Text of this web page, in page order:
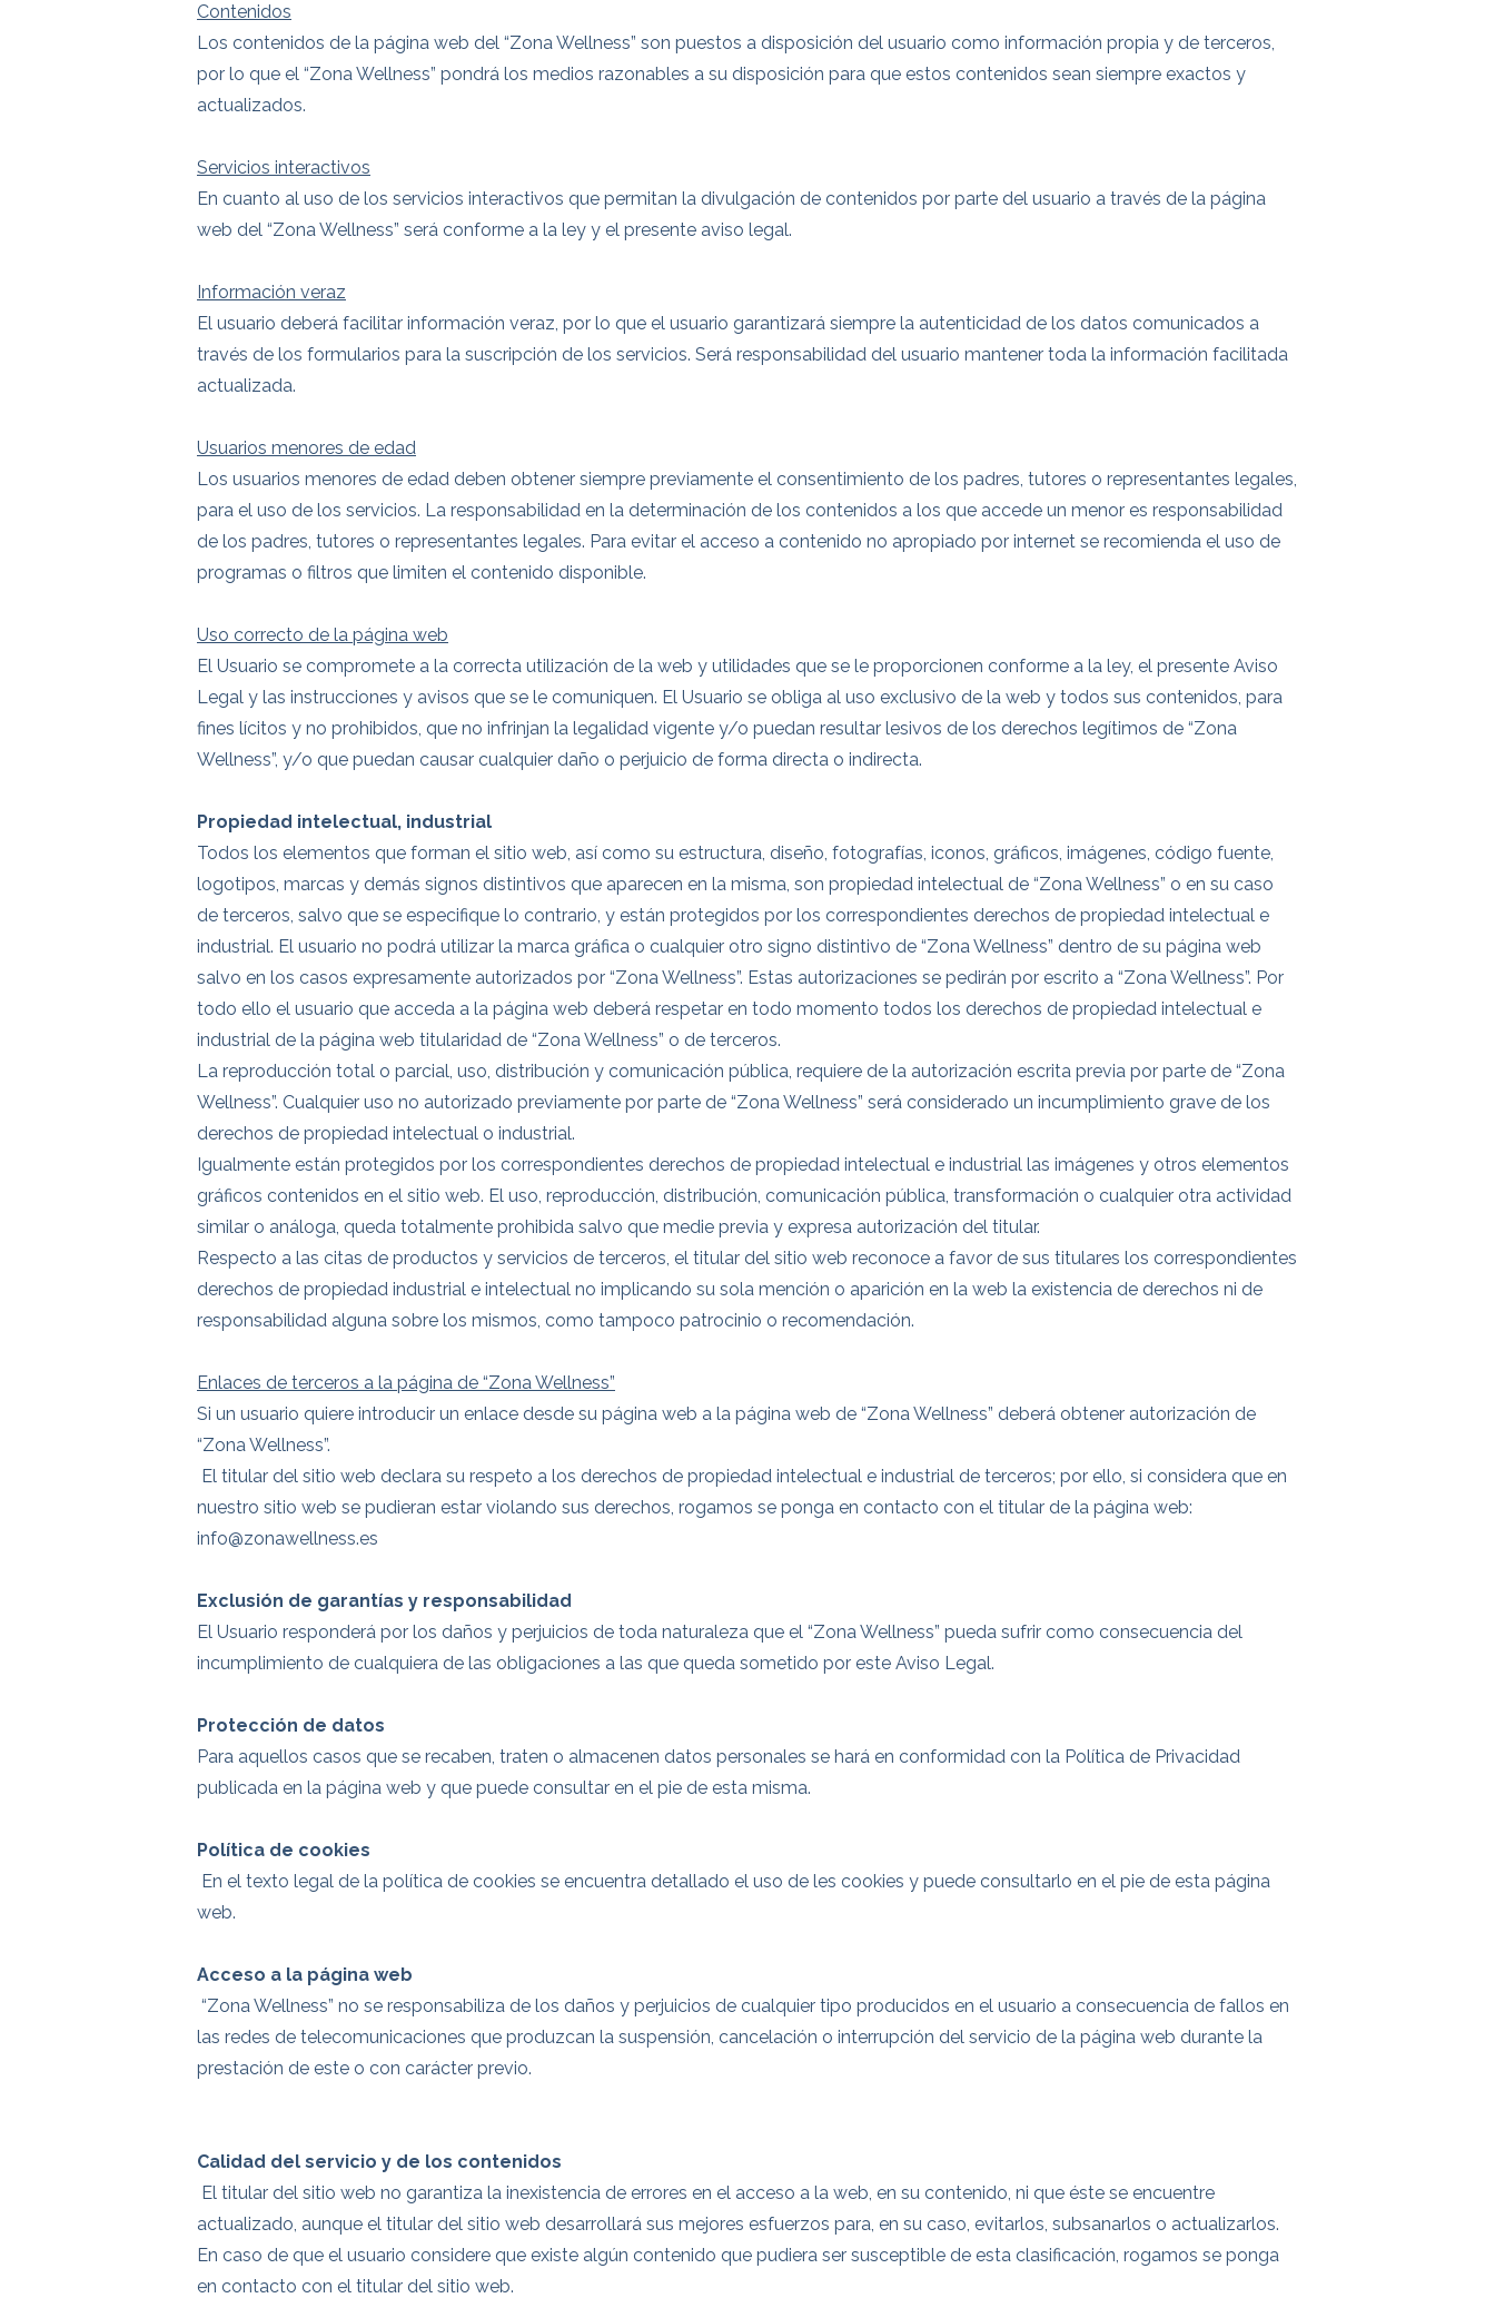
Contenidos
Los contenidos de la página web del “Zona Wellness” son puestos a disposición del usuario como información propia y de terceros,
por lo que el “Zona Wellness” pondrá los medios razonables a su disposición para que estos contenidos sean siempre exactos y
actualizados.
Servicios interactivos
En cuanto al uso de los servicios interactivos que permitan la divulgación de contenidos por parte del usuario a través de la página
web del “Zona Wellness” será conforme a la ley y el presente aviso legal.
Información veraz
El usuario deberá facilitar información veraz, por lo que el usuario garantizará siempre la autenticidad de los datos comunicados a
través de los formularios para la suscripción de los servicios. Será responsabilidad del usuario mantener toda la información facilitada
actualizada.
Usuarios menores de edad
Los usuarios menores de edad deben obtener siempre previamente el consentimiento de los padres, tutores o representantes legales,
para el uso de los servicios. La responsabilidad en la determinación de los contenidos a los que accede un menor es responsabilidad
de los padres, tutores o representantes legales. Para evitar el acceso a contenido no apropiado por internet se recomienda el uso de
programas o filtros que limiten el contenido disponible.
Uso correcto de la página web
El Usuario se compromete a la correcta utilización de la web y utilidades que se le proporcionen conforme a la ley, el presente Aviso
Legal y las instrucciones y avisos que se le comuniquen. El Usuario se obliga al uso exclusivo de la web y todos sus contenidos, para
fines lícitos y no prohibidos, que no infrinjan la legalidad vigente y/o puedan resultar lesivos de los derechos legítimos de “Zona
Wellness”, y/o que puedan causar cualquier daño o perjuicio de forma directa o indirecta.
Propiedad intelectual, industrial
Todos los elementos que forman el sitio web, así como su estructura, diseño, fotografías, iconos, gráficos, imágenes, código fuente,
logotipos, marcas y demás signos distintivos que aparecen en la misma, son propiedad intelectual de “Zona Wellness” o en su caso
de terceros, salvo que se especifique lo contrario, y están protegidos por los correspondientes derechos de propiedad intelectual e
industrial. El usuario no podrá utilizar la marca gráfica o cualquier otro signo distintivo de “Zona Wellness” dentro de su página web
salvo en los casos expresamente autorizados por “Zona Wellness”. Estas autorizaciones se pedirán por escrito a “Zona Wellness”. Por
todo ello el usuario que acceda a la página web deberá respetar en todo momento todos los derechos de propiedad intelectual e
industrial de la página web titularidad de “Zona Wellness” o de terceros.
La reproducción total o parcial, uso, distribución y comunicación pública, requiere de la autorización escrita previa por parte de “Zona
Wellness”. Cualquier uso no autorizado previamente por parte de “Zona Wellness” será considerado un incumplimiento grave de los
derechos de propiedad intelectual o industrial.
Igualmente están protegidos por los correspondientes derechos de propiedad intelectual e industrial las imágenes y otros elementos
gráficos contenidos en el sitio web. El uso, reproducción, distribución, comunicación pública, transformación o cualquier otra actividad
similar o análoga, queda totalmente prohibida salvo que medie previa y expresa autorización del titular.
Respecto a las citas de productos y servicios de terceros, el titular del sitio web reconoce a favor de sus titulares los correspondientes
derechos de propiedad industrial e intelectual no implicando su sola mención o aparición en la web la existencia de derechos ni de
responsabilidad alguna sobre los mismos, como tampoco patrocinio o recomendación.
Enlaces de terceros a la página de “Zona Wellness”
Si un usuario quiere introducir un enlace desde su página web a la página web de “Zona Wellness” deberá obtener autorización de
“Zona Wellness”.
El titular del sitio web declara su respeto a los derechos de propiedad intelectual e industrial de terceros; por ello, si considera que en
nuestro sitio web se pudieran estar violando sus derechos, rogamos se ponga en contacto con el titular de la página web:
info@zonawellness.es
Exclusión de garantías y responsabilidad
El Usuario responderá por los daños y perjuicios de toda naturaleza que el “Zona Wellness” pueda sufrir como consecuencia del
incumplimiento de cualquiera de las obligaciones a las que queda sometido por este Aviso Legal.
Protección de datos
Para aquellos casos que se recaben, traten o almacenen datos personales se hará en conformidad con la Política de Privacidad
publicada en la página web y que puede consultar en el pie de esta misma.
Política de cookies
En el texto legal de la política de cookies se encuentra detallado el uso de les cookies y puede consultarlo en el pie de esta página
web.
Acceso a la página web
“Zona Wellness” no se responsabiliza de los daños y perjuicios de cualquier tipo producidos en el usuario a consecuencia de fallos en
las redes de telecomunicaciones que produzcan la suspensión, cancelación o interrupción del servicio de la página web durante la
prestación de este o con carácter previo.
Calidad del servicio y de los contenidos
El titular del sitio web no garantiza la inexistencia de errores en el acceso a la web, en su contenido, ni que éste se encuentre
actualizado, aunque el titular del sitio web desarrollará sus mejores esfuerzos para, en su caso, evitarlos, subsanarlos o actualizarlos.
En caso de que el usuario considere que existe algún contenido que pudiera ser susceptible de esta clasificación, rogamos se ponga
en contacto con el titular del sitio web.